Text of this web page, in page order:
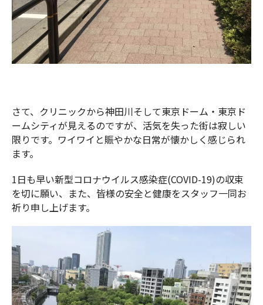
さて、クリニックから神田川そして東京ドーム・東京ド
ームシティが見えるのですが、活気を失った街は寂しい
限りです。ワイワイと賑やかな日常が懐かしく感じられ
ます。
1日も早い新型コロナウイルス感染症(COVID-19)の収束
を切に願い、また、皆様の安全と健康をスタッフ一同お
祈り申し上げます。